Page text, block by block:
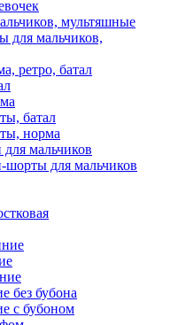
мультяшные
для мальчиков,
ретро, батал
батал
норма
мальчиков
шорты для мальчиков
без бубона
с бубоном